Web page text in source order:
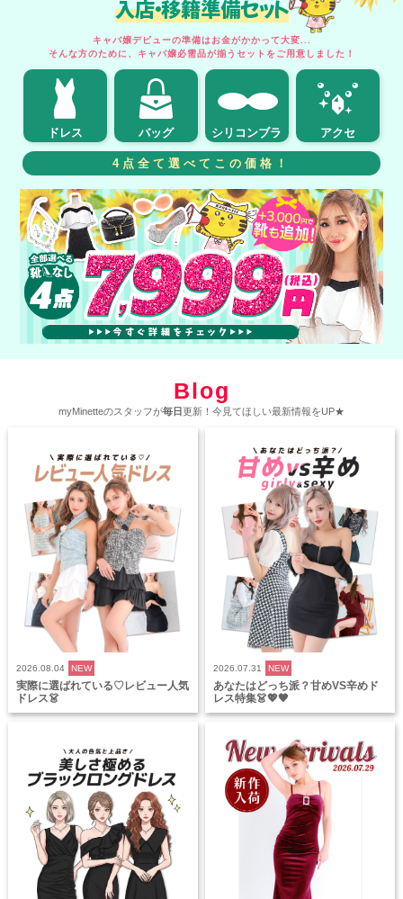
入店・移籍準備セット
キャバ嬢デビューの準備はお金がかかって大変...
そんな方のために、キャバ嬢必需品が揃うセットをご用意しました！
ドレス バッグ シリコンブラ アクセ
4点全て選べてこの価格！
Blog
myMinetteのスタッフが毎日 更新！今見てほしい最新情報をUP★
2026.08.04 NEW
実際に選ばれている♡レビュー人気
ドレス👗
2026.07.31 NEW
あなたはどっち派？甘めVS辛めド
レス特集👗💖🖤